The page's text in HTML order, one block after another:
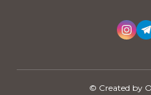
© Created by